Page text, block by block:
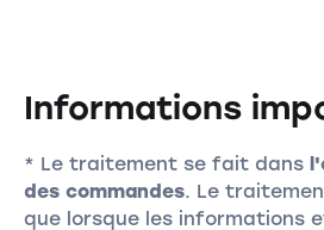
Informations
* Le traitement se fait dans
des commandes. Le
que lorsque les informations